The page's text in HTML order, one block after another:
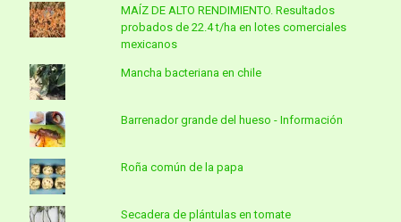
MAÍZ DE ALTO RENDIMIENTO. Resultados
probados de 22.4 t/ha en lotes comerciales
mexicanos
Mancha bacteriana en chile
Barrenador grande del hueso - Información
Roña común de la papa
Secadera de plántulas en tomate